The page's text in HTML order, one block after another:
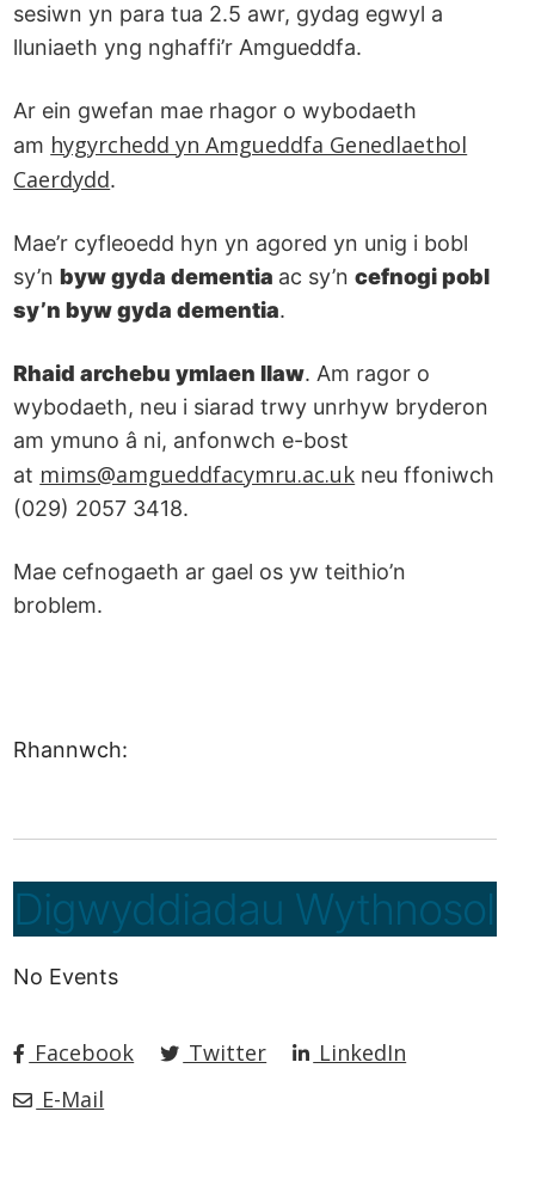
sesiwn yn para tua 2.5 awr, gydag egwyl a
lluniaeth yng nghaffi’r Amgueddfa.
Ar ein gwefan mae rhagor o wybodaeth
am ⁠hygyrchedd yn Amgueddfa Genedlaethol
Caerdydd.
Mae’r cyfleoedd hyn yn agored yn unig i bobl
sy’nbyw gyda dementia ac sy’ncefnogi pobl
sy’n byw gyda dementia.
Rhaid archebu ymlaen llaw. Am ragor o
wybodaeth, neu i siarad trwy unrhyw bryderon
am ymuno â ni, anfonwch e-bost
at mims@amgueddfacymru.ac.uk neu ffoniwch
(029) 2057 3418.
Mae cefnogaeth ar gael os yw teithio’n
broblem.
Rhannwch:
Digwyddiadau Wythnosol
No Events
Facebook Twitter
LinkedIn
E-Mail